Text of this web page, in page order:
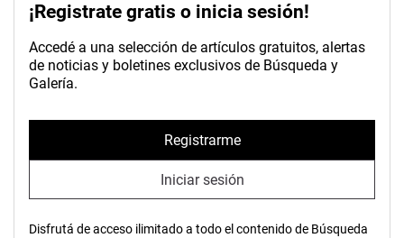
¡Registrate gratis o inicia sesión!
Accedé a una selección de artículos gratuitos, alertas
de noticias y boletines exclusivos de Búsqueda y
Galería.
Registrarme
Iniciar sesión
Disfrutá de acceso ilimitado a todo el contenido de Búsqueda